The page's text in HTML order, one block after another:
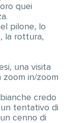
quei
pilone, lo
la rottura,
una visita
in/zoom
credo
tentativo di
cenno di